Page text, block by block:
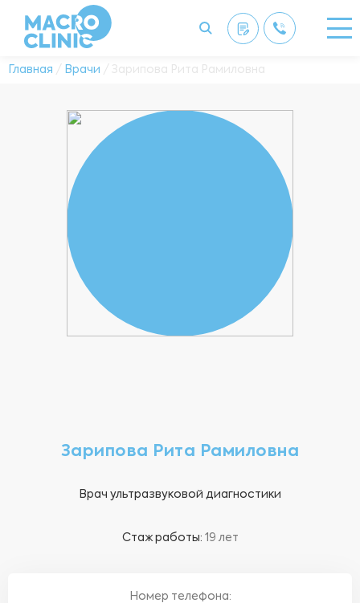
Главная / Врачи / Зарипова Рита Рамиловна
Зарипова Рита Рамиловна
Врач ультразвуковой диагностики
Стаж работы: 19 лет
Номер телефона: